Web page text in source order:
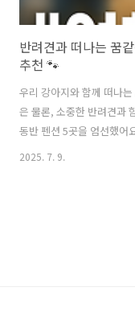
반려견과 떠나는 꿈
추천 🐾
우리 강아지와 함께 떠나
은 물론, 소중한 반려견과
동반 펜션 5곳을 엄선했어
려견과 함께하는 삶은 정
헤매곤 했는데요. 😅 이번
2025. 7. 9.